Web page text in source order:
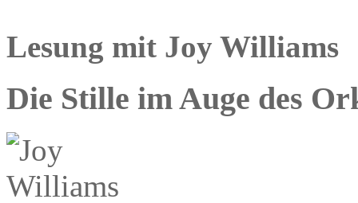
Lesung mit Joy Williams
Die Stille im Auge des